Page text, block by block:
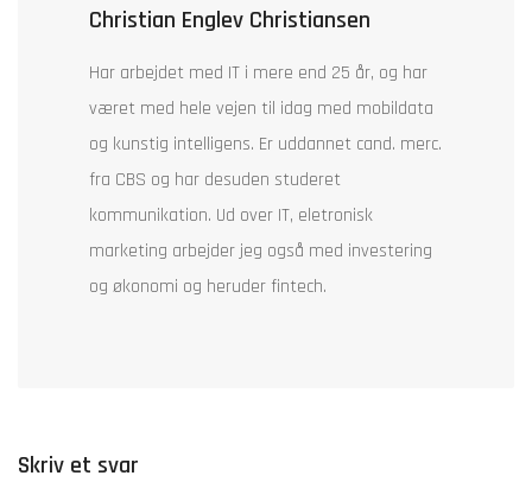
Christian Englev Christiansen
Har arbejdet med IT i mere end 25 år, og har
været med hele vejen til idag med mobildata
og kunstig intelligens. Er uddannet cand. merc.
fra CBS og har desuden studeret
kommunikation. Ud over IT, eletronisk
marketing arbejder jeg også med investering
og økonomi og heruder fintech.
Skriv et svar